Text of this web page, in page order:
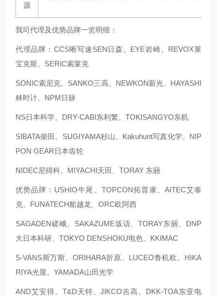
源
我司代理及优势品牌一览明细：
代理品牌：CCS晰写速SEN日森、EYE岩崎、REVOX莱
宝克斯、SERIC索莱克
SONIC索尼克、SANKO三高、NEWKON新光、HAYASHI
林时计、NPM日脉
NS日本科学、DRY-CABI东利繁、TOKISANGYO东机
SIBATA柴田、SUGIYAMA杉山、Kakuhunt写真化学、NIP
PON GEAR日本齿轮
NIDEC尼得科、MIYACHI天田、TORAY 东丽
优势品牌：USHIO牛尾、TOPCON拓普康、AITEC艾泰
克、FUNATECH船越龙、ORC欧阿西
SAGADEN嵯峨、SAKAZUME坂诘、TORAY东丽、DNP
大日本科研、TOKYO DENSHOKU电色、KKIMAC
S-VANS斯万斯、ORIHARA折原、LUCEO鲁机欧、HIKA
RIYA光屋、YAMADA山田光学
AND艾安得、T&D天特、JIKCO吉高、DKK-TOA东亚电